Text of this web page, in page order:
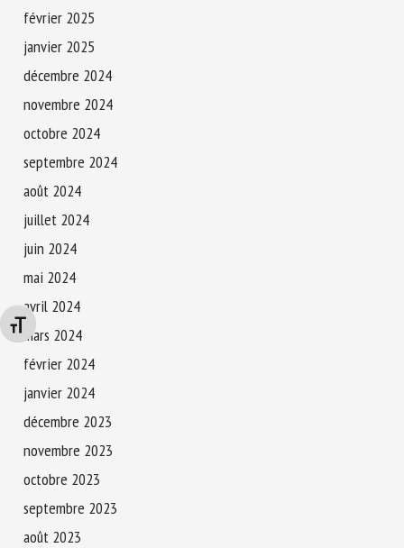
Changer la taille de la police
février 2025
janvier 2025
décembre 2024
novembre 2024
octobre 2024
septembre 2024
août 2024
juillet 2024
juin 2024
mai 2024
avril 2024
mars 2024
février 2024
janvier 2024
décembre 2023
novembre 2023
octobre 2023
septembre 2023
août 2023